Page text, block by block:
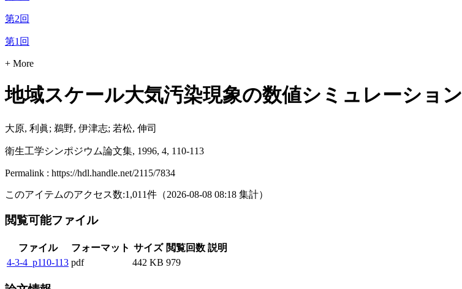
第2回
第1回
+ More
地域スケール大気汚染現象の数値シミュレーション
大原, 利眞; 鵜野, 伊津志; 若松, 伸司
衛生工学シンポジウム論文集, 1996, 4, 110-113
Permalink : https://hdl.handle.net/2115/7834
このアイテムのアクセス数:1,011件 （2026-08-08 08:18 集計）
閲覧可能ファイル
ファイル フォーマット サイズ 閲覧回数 説明
4-3-4_p110-113 pdf 442 KB 979